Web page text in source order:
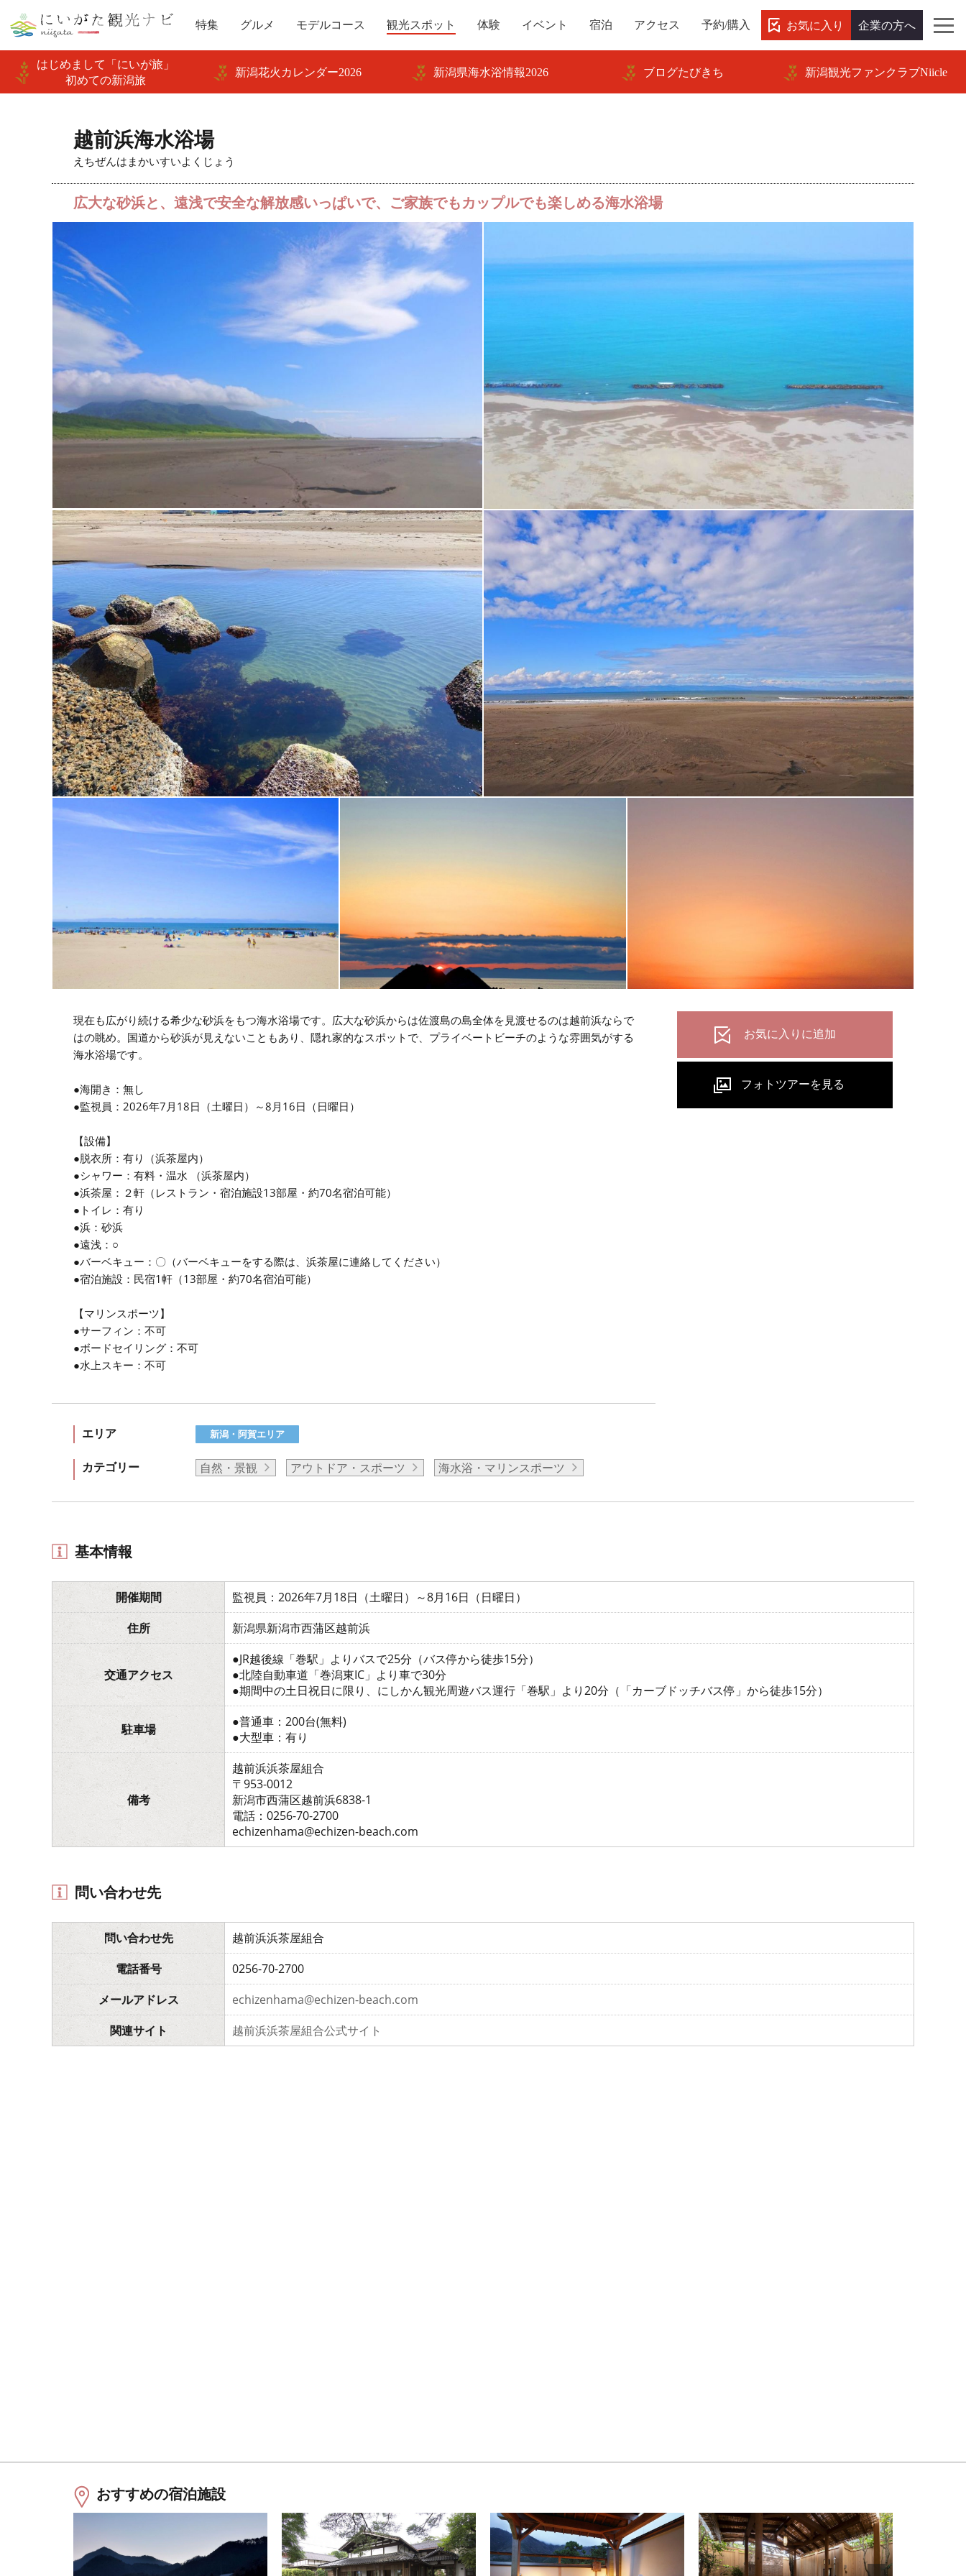
特集 グルメ モデルコース 観光スポット 体験 イベント 宿泊 アクセス 予約/購入 お気に入り 企業の方へ
はじめまして「にいが旅」
初めての新潟旅
新潟花火カレンダー2026 新潟県海水浴情報2026 ブログたびきち 新潟観光ファンクラブNiicle
越前浜海水浴場
えちぜんはまかいすいよくじょう
広大な砂浜と、遠浅で安全な解放感いっぱいで、ご家族でもカップルでも楽しめる海水浴場
現在も広がり続ける希少な砂浜をもつ海水浴場です。広大な砂浜からは佐渡島の島全体を見渡せるのは越前浜ならで
はの眺め。国道から砂浜が見えないこともあり、隠れ家的なスポットで、プライベートビーチのような雰囲気がする
海水浴場です。
●海開き：無し
●監視員：2026年7月18日（土曜日）～8月16日（日曜日）
【設備】
●脱衣所：有り（浜茶屋内）
●シャワー：有料・温水 （浜茶屋内）
●浜茶屋：２軒（レストラン・宿泊施設13部屋・約70名宿泊可能）
●トイレ：有り
●浜：砂浜
●遠浅：○
●バーベキュー：〇（バーベキューをする際は、浜茶屋に連絡してください）
●宿泊施設：民宿1軒（13部屋・約70名宿泊可能）
【マリンスポーツ】
●サーフィン：不可
●ボードセイリング：不可
●水上スキー：不可
エリア 新潟・阿賀エリア
カテゴリー 自然・景観 アウトドア・スポーツ 海水浴・マリンスポーツ
基本情報
開催期間
監視員：2026年7月18日（土曜日）～8月16日（日曜日）
住所
新潟県新潟市西蒲区越前浜
交通アクセス
●JR越後線「巻駅」よりバスで25分（バス停から徒歩15分）
●北陸自動車道「巻潟東IC」より車で30分
●期間中の土日祝日に限り、にしかん観光周遊バス運行「巻駅」より20分（「カーブドッチバス停」から徒歩15分）
駐車場
●普通車：200台(無料)
●大型車：有り
備考
越前浜浜茶屋組合
〒953-0012
新潟市西蒲区越前浜6838-1
電話：0256-70-2700
echizenhama@echizen-beach.com
問い合わせ先
問い合わせ先
越前浜浜茶屋組合
電話番号
0256-70-2700
メールアドレス
echizenhama@echizen-beach.com
関連サイト
越前浜浜茶屋組合公式サイト
おすすめの宿泊施設